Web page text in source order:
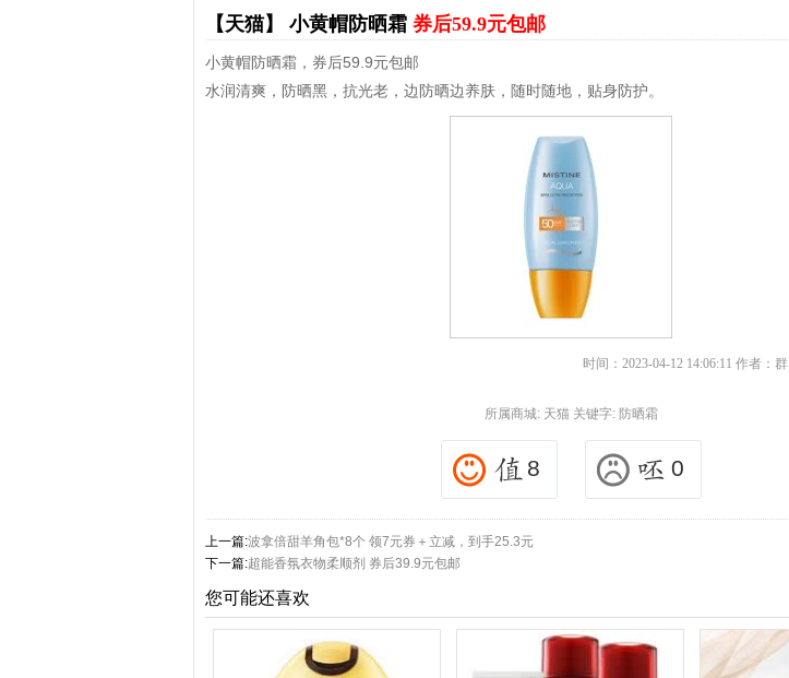
【天猫】 小黄帽防晒霜 券后59.9元包邮
小黄帽防晒霜，券后59.9元包邮
水润清爽，防晒黑，抗光老，边防晒边养肤，随时随地，贴身防护。
时间：2023-04-12 14:06:11 作者：群
所属商城: 天猫关键字: 防晒霜
8 0
上一篇:波拿倍甜羊角包*8个 领7元券＋立减，到手25.3元
下一篇:超能香氛衣物柔顺剂 券后39.9元包邮
您可能还喜欢